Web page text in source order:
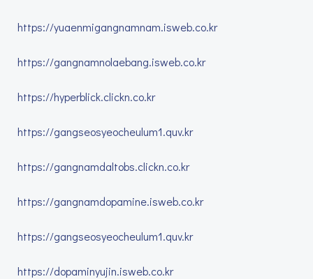
https://yuaenmigangnamnam.isweb.co.kr
https://gangnamnolaebang.isweb.co.kr
https://hyperblick.clickn.co.kr
https://gangseosyeocheulum1.quv.kr
https://gangnamdaltobs.clickn.co.kr
https://gangnamdopamine.isweb.co.kr
https://gangseosyeocheulum1.quv.kr
https://dopaminyujin.isweb.co.kr